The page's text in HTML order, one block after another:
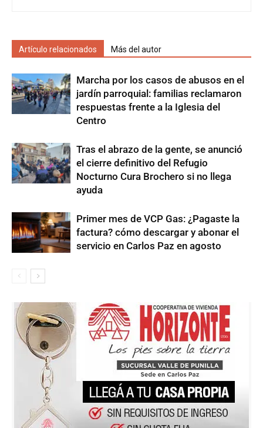
Artículo relacionados Más del autor
Marcha por los casos de abusos en el
jardín parroquial: familias reclamaron
respuestas frente a la Iglesia del
Centro
Tras el abrazo de la gente, se anunció
el cierre definitivo del Refugio
Nocturno Cura Brochero si no llega
ayuda
Primer mes de VCP Gas: ¿Pagaste la
factura? cómo descargar y abonar el
servicio en Carlos Paz en agosto